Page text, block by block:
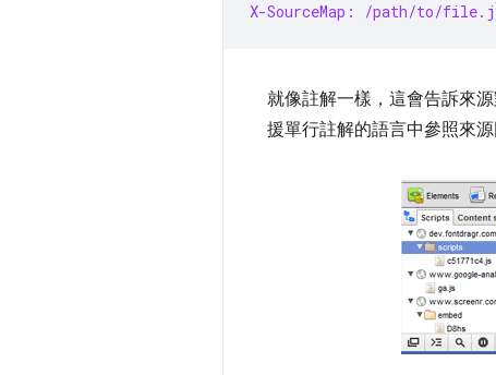
X-SourceMap: /path/to/
就像註解一樣，這會告訴來
援單行註解的語言中參照來源